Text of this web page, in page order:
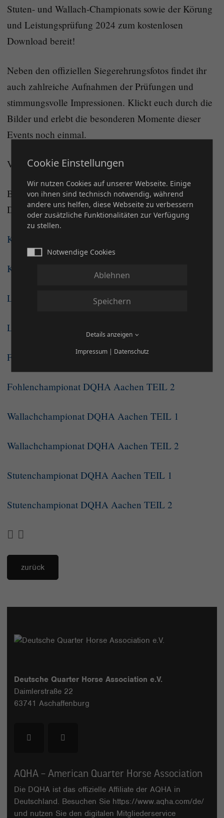
Stuten- und Wallach-Championats sowie der Körung
und Leistungsprüfung 2024 zum kostenlosen
Download bereit!
Neben den offiziellen Siegerehrungsfotos findet ihr
auch zahlreiche Aufnahmen der Prüfungen und
stimmungsvolle Impressionen. Klickt euch durch die
Bilder und erlebt die besonderen Momente dieser
Events noch einmal.
Viel Spaß beim Anschauen und Teilen! 😊
Bildquellen : Nina Obermüller, Sebastian Litzkuhn,
DQHA
Körung DQHA Aachen TEIL 1
Körung DQHA Aachen TEIL 2
Leistungsprüfung DQHA Aachen TEIL 1
Leistungsprüfung DQHA Aachen TEIL 2
Fohlenchampionat DQHA Aachen TEIL 1
Fohlenchampionat DQHA Aachen TEIL 2
Wallachchampionat DQHA Aachen TEIL 1
Wallachchampionat DQHA Aachen TEIL 2
Stutenchampionat DQHA Aachen TEIL 1
Stutenchampionat DQHA Aachen TEIL 2
zurück
Deutsche Quarter Horse Association e.V.
Daimlerstraße 22
63741 Aschaffenburg
AQHA – American Quarter Horse Association
Die DQHA ist das offizielle Affiliate der AQHA in
Deutschland. Besuchen Sie https://www.aqha.com/de/
und nutzen Sie den digitalen Mitgliederservice
Cookie Einstellungen
Wir nutzen Cookies auf unserer Webseite. Einige
von ihnen sind technisch notwendig, während
andere uns helfen, diese Webseite zu verbessern
oder zusätzliche Funktionalitäten zur Verfügung
zu stellen.
Notwendige Cookies
Ablehnen
Speichern
Details anzeigen
Impressum| Datenschutz